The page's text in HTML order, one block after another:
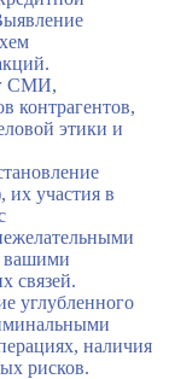
СМИ,
контрагентов,
этики и
их участия в
вашими
связей.
углубленного
наличия
рисков.